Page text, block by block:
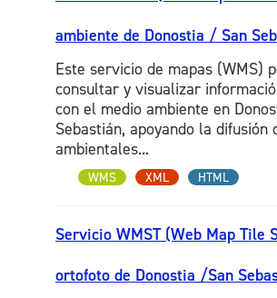
ambiente de Donostia / San
Este servicio de mapas (WMS)
consultar y visualizar
con el medio ambiente en
Sebastián, apoyando la difusión
ambientales...
WMS XML HTML
Servicio WMST (Web Map Tile
ortofoto de Donostia /San